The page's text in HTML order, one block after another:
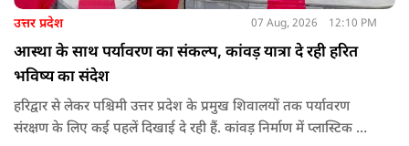
उत्तर प्रदेश 07 Aug, 2026 12:10 PM
आस्था के साथ पर्यावरण का संकल्प, कांवड़ यात्रा दे रही हरित
भविष्य का संदेश
हरिद्वार से लेकर पश्चिमी उत्तर प्रदेश के प्रमुख शिवालयों तक पर्यावरण
संरक्षण के लिए कई पहलें दिखाई दे रही हैं. कांवड़ निर्माण में प्लास्टिक के